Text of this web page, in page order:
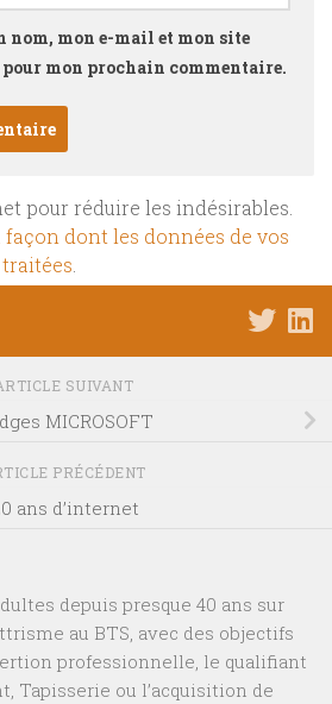
nom, mon e-mail et mon site
mon prochain commentaire.
pour réduire les indésirables.
dont les données de vos
.
SUIVANT
MICROSOFT
PRÉCÉDENT
ans d’internet
depuis presque 40 ans sur
au BTS, avec des objectifs
professionnelle, le qualifiant
Tapisserie ou l’acquisition de